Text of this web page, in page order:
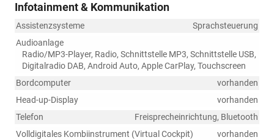
Infotainment & Kommunikation
Assistenzsysteme
Sprachsteuerung
Audioanlage
Radio/MP3-Player, Radio, Schnittstelle MP3, Schnittstelle USB,
Digitalradio DAB, Android Auto, Apple CarPlay, Touchscreen
Bordcomputer
vorhanden
Head-up-Display
vorhanden
Telefon
Freisprecheinrichtung, Bluetooth
Volldigitales Kombiinstrument (Virtual Cockpit)
vorhanden